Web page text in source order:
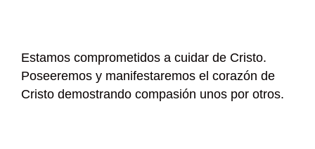
Estamos comprometidos a cuidar de Cristo.
Poseeremos y manifestaremos el corazón de
Cristo demostrando compasión unos por otros.